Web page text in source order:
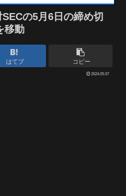
の5月6日の締め切
移動
はてブ コピー
2024.05.07